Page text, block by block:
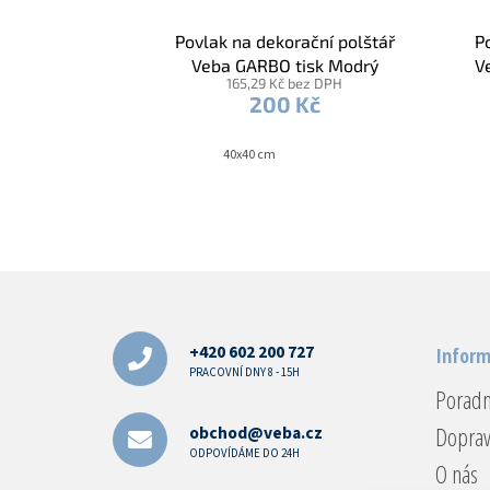
Povlak na dekorační polštář
Veba GARBO tisk Modrý
kanafas
165,29 Kč bez DPH
200 Kč
40x40 cm
+420 602 200 727
PRACOVNÍ DNY 8 - 15H
obchod@veba.cz
ODPOVÍDÁME DO 24H
O nás